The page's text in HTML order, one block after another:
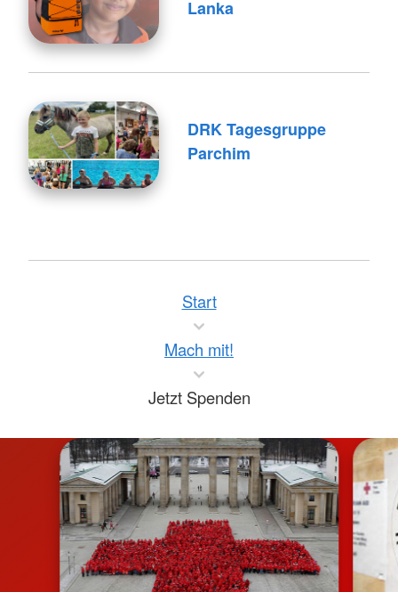
Lanka
DRK Tagesgruppe
Parchim
Start
Mach mit!
Jetzt Spenden